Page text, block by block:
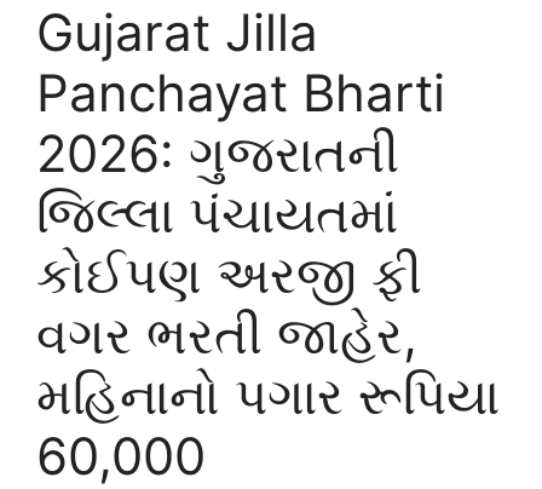
Gujarat Jilla
Panchayat Bharti
2026: ગુજરાતની
જિલ્લા પંચાયતમાં
કોઈપણ અરજી ફી
વગર ભરતી જાહેર,
મહિનાનો પગાર રૂપિયા
60,000